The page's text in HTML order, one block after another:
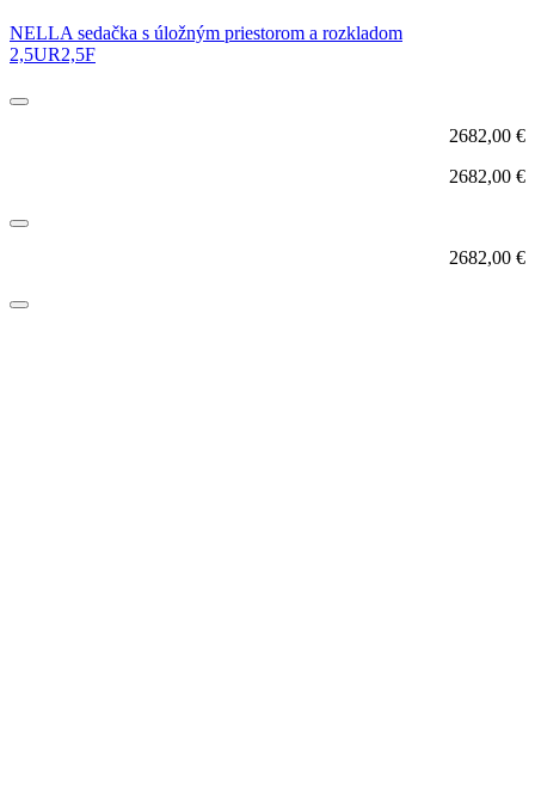
NELLA sedačka s úložným priestorom a rozkladom
2,5UR2,5F
2682,00 €
2682,00 €
2682,00 €